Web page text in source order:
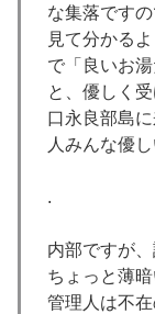
な集落です
見て分かる
で「良いお
と、優しく
口永良部島
人みんな優
.
内部ですが
ちょっと薄暗
管理人は不